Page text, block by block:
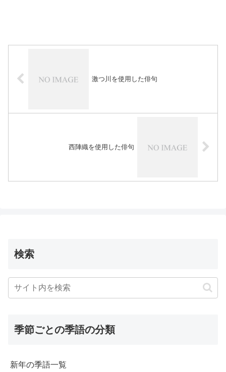
激つ川を使用した俳句
西陣織を使用した俳句
検索
季節ごとの季語の分類
新年の季語一覧